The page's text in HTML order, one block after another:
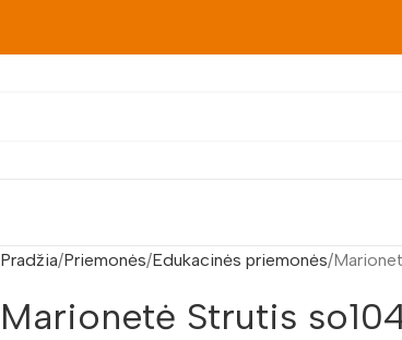
Pradžia Priemonės Edukacinės priemonės
Marionetė Strutis